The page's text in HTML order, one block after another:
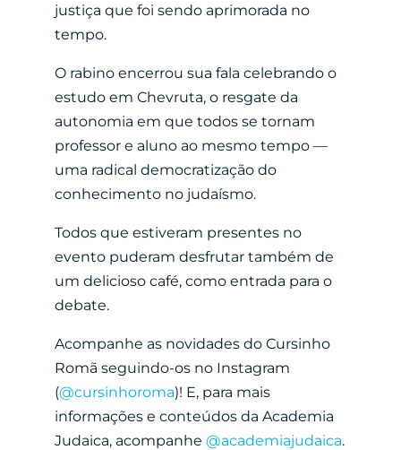
justiça que foi sendo aprimorada no
tempo.
O rabino encerrou sua fala celebrando o
estudo em Chevruta, o resgate da
autonomia em que todos se tornam
professor e aluno ao mesmo tempo —
uma radical democratização do
conhecimento no judaísmo.
Todos que estiveram presentes no
evento puderam desfrutar também de
um delicioso café, como entrada para o
debate.
Acompanhe as novidades do Cursinho
Romã seguindo-os no Instagram
(@cursinhoroma)! E, para mais
informações e conteúdos da Academia
Judaica, acompanhe @academiajudaica.